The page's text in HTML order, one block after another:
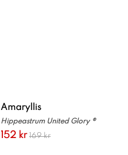
Amaryllis
Hippeastrum United Glory ®
152 kr 169 kr